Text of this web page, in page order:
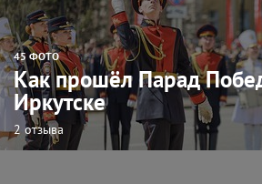
45 ФОТО
Как прошёл Парад
Иркутске
2 отзыва